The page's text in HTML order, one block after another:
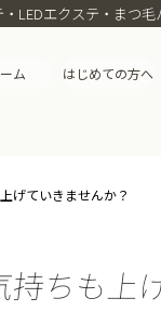
エクステ・まつ
ム はじめての方へ
げていきませんか？
ちも上